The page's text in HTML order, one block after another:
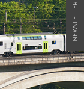
NEWSLETTER